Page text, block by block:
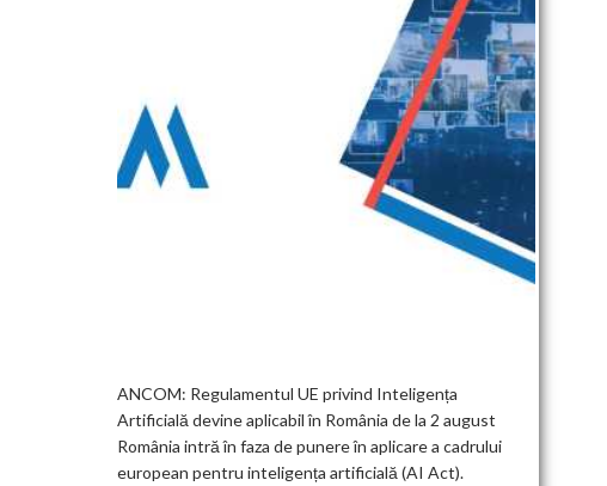
ANCOM: Regulamentul UE privind Inteligența
Artificială devine aplicabil în România de la 2 august
România intră în faza de punere în aplicare a cadrului
european pentru inteligența artificială (AI Act).